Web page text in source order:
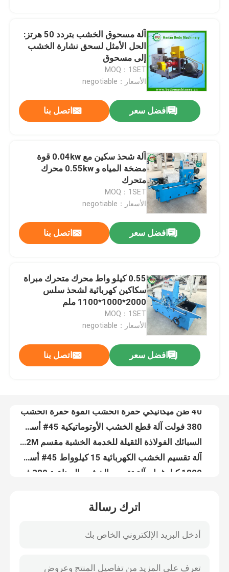
المنزل
المنتجات
اتصل بنا
أخبار
آلة كسارة الخشب
آلة خشبية
آلة مسحوق الخشب بتردد 50 هرتز:
الحل الأمثل لسحق نشارة الخشب
إلى مسحوق
MOQ：1SET
الأسعار：negotiable
افضل سعر اتصل بنا
آلة شحذ سكين مع 0.04kw قوة
مضخة المياه و 0.55kw محرك
متحرك
MOQ：1SET
الأسعار：negotiable
افضل سعر اتصل بنا
0.55 كيلو واط محرك متحرك مبراة
سكاكين كهربائية لشحذ سلس
2000*1000*1100 ملم
MOQ：1SET
الأسعار：negotiable
افضل سعر اتصل بنا
آلة تقسيم الخشب الكهربائية 15 كيلوواط 45# أسطوانة فولاذية
جهاز تحكم هيدروليكي فولت 380 فولت
اترك رسالة